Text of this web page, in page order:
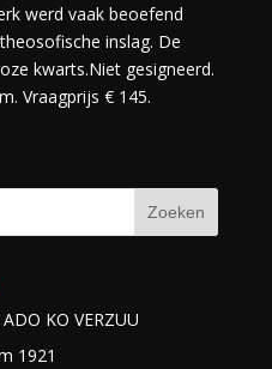
werd vaak beoefend
inslag. De
kwarts.Niet gesigneerd.
Vraagprijs € 145.
KO VERZUU
1921